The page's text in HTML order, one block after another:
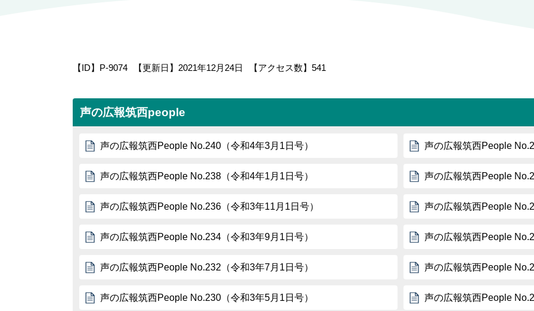
【ID】 P-9074 【更新日】 2021年12月24日 【アクセス数】 541
声の広報筑西people
声の広報筑西People No.240（令和4年3月1日号） 声の広報筑西People
声の広報筑西People No.238（令和4年1月1日号） 声の広報筑西People
声の広報筑西People No.236（令和3年11月1日号） 声の広報筑西People
声の広報筑西People No.234（令和3年9月1日号） 声の広報筑西People
声の広報筑西People No.232（令和3年7月1日号） 声の広報筑西People
声の広報筑西People No.230（令和3年5月1日号） 声の広報筑西People